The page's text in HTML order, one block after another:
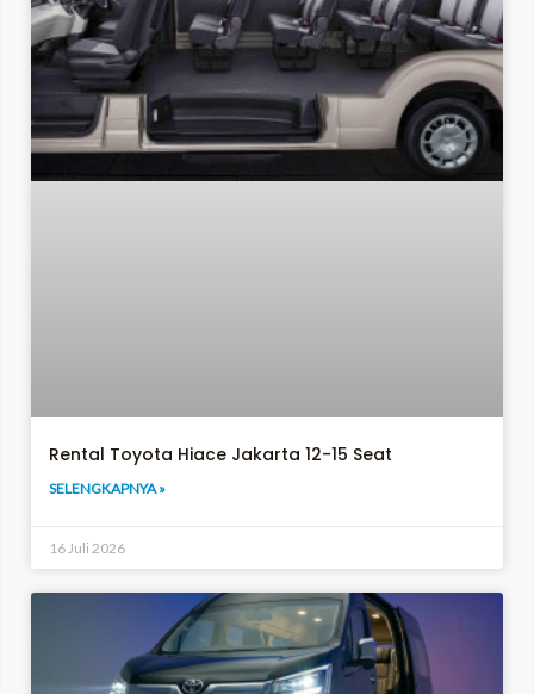
Rental Toyota Hiace Jakarta 12-15 Seat
SELENGKAPNYA »
16 Juli 2026